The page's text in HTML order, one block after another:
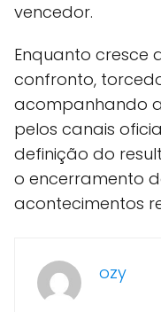
vencedor.
Enquanto cresce
confronto,
acompanhando
pelos canais
definição do
o encerramento
acontecimentos
ozy